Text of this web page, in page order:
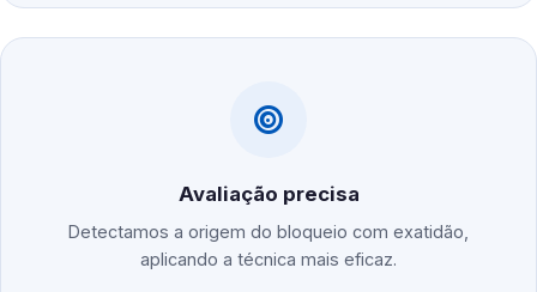
Avaliação precisa
Detectamos a origem do bloqueio com exatidão,
aplicando a técnica mais eficaz.